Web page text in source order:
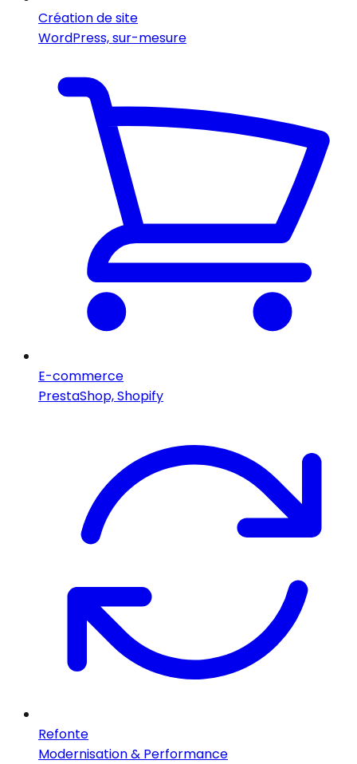
Création de site
WordPress, sur-mesure
E-commerce
PrestaShop, Shopify
Refonte
Modernisation & Performance